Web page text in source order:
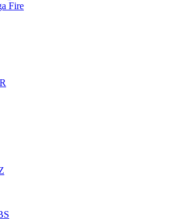
Fire